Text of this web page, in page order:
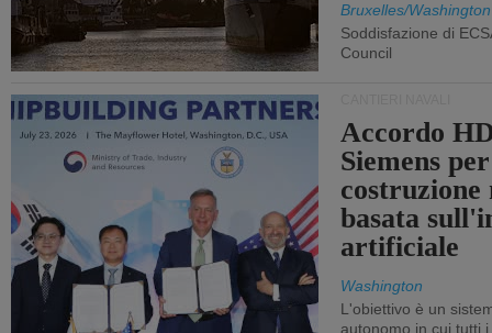
Bruxelles/Washington
Soddisfazione di
Council
Accordo
Siemens
costruzione
basata
artificiale
Washington
L'obiettivo è un
autonomo in cui tutti